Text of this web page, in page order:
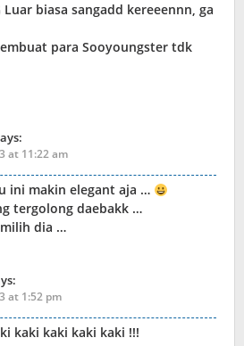
Luar biasa sangadd kereeennn, ga
para Sooyoungster tdk
at 11:22 am
ini makin elegant aja …
tergolong daebakk …
milih dia …
at 1:52 pm
kaki kaki kaki kaki !!!